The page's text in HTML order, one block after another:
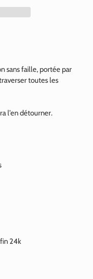
sans faille, portée par
toutes les
l’en détourner.
24k